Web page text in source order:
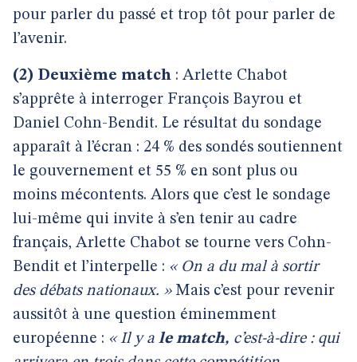
pour parler du passé et trop tôt pour parler de
l’avenir.
(2) Deuxième match : Arlette Chabot
s’apprête à interroger François Bayrou et
Daniel Cohn-Bendit. Le résultat du sondage
apparaît à l’écran : 24 % des sondés soutiennent
le gouvernement et 55 % en sont plus ou
moins mécontents. Alors que c’est le sondage
lui-même qui invite à s’en tenir au cadre
français, Arlette Chabot se tourne vers Cohn-
Bendit et l’interpelle : « On a du mal à sortir
des débats nationaux. »Mais c’est pour revenir
aussitôt à une question éminemment
européenne : « Il y a le match, c’est-à-dire : qui